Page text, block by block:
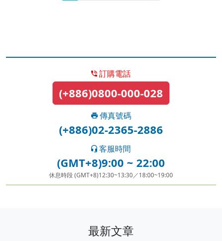
訂購電話
(+886)0800-000-028
傳真號碼
(+886)02-2365-2886
客服時間
(GMT+8)9:00 ~ 22:00
休息時段 (GMT+8)12:30~13:30／18:00~19:00
最新文章